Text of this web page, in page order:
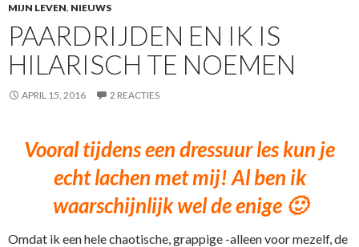
MIJN LEVEN, NIEUWS
PAARDRIJDEN EN IK IS
HILARISCH TE NOEMEN
APRIL 15, 2016 2 REACTIES
Vooral tijdens een dressuur les kun je
echt lachen met mij! Al ben ik
waarschijnlijk wel de enige 🙂
Omdat ik een hele chaotische, grappige -alleen voor mezelf, de